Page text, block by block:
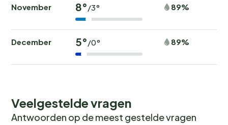
November 8°/3° 89%
December 5°/0° 89%
Veelgestelde vragen
Antwoorden op de meest gestelde vragen